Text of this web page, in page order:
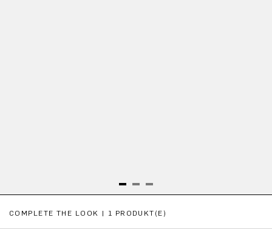
COMPLETE THE LOOK | 1 PRODUKT(E)